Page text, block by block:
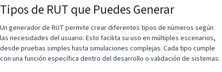
Tipos de RUT que Puedes Generar
Un generador de RUT permite crear diferentes tipos de números según
las necesidades del usuario. Esto facilita su uso en múltiples escenarios,
desde pruebas simples hasta simulaciones complejas. Cada tipo cumple
con una función específica dentro del desarrollo o validación de sistemas.